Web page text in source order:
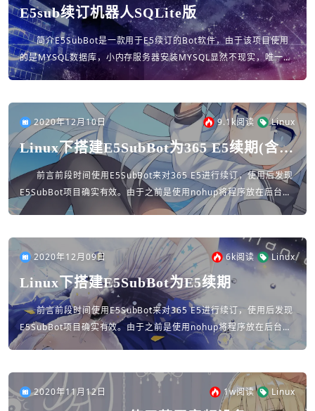
E5sub续订机器人SQLite版
简介E5SubBot是一款用于E5续订的Bot软件，由于该项目使用
的是MYSQL数据库，小内存服务器安装MYSQL显然不现实，唯一的
选择只能是使用远程MYSQL，连接其他服务器上的数据库。基于
2020年12月10日 9.1k阅读 Linux
Linux下搭建E5SubBot为365 E5续期(含数
据库安装过程)
前言前段时间使用E5SubBot来对365 E5进行续订，使用后发现
E5SubBot项目确实有效。由于之前是使用nohup将程序放在后台运
行，程序运行一段时间后会停止。为了解决这个问题，于是自己...
2020年12月09日 6k阅读 Linux
Linux下搭建E5SubBot为E5续期
前言前段时间使用E5SubBot来对365 E5进行续订，使用后发现
E5SubBot项目确实有效。由于之前是使用nohup将程序放在后台运
行，程序运行一段时间后会停止。为了解决这个问题，于是自己...
2020年11月12日 1w阅读 Linux